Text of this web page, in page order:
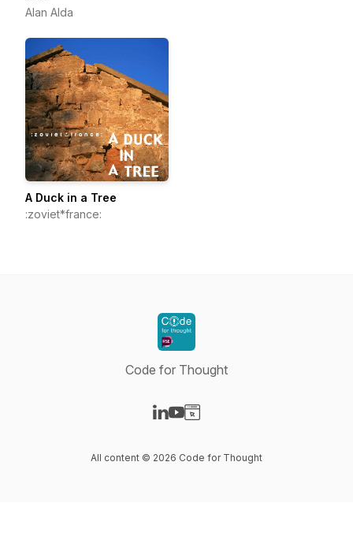
Alan Alda
A Duck in a Tree
:zoviet*france:
Code for Thought
All content © 2026 Code for Thought